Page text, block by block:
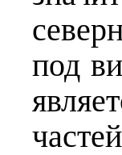
под